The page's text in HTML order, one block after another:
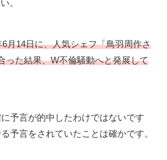
。
月14日に、人気シェフ「鳥羽周作さ
った結果、W不倫騒動へと発展して
予言が的中したわけではないです
予言をされていたことは確かです。